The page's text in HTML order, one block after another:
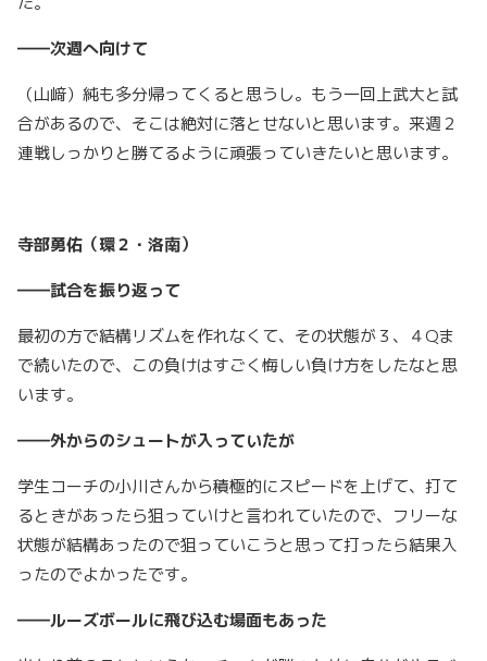
――次週へ向けて
（山﨑）純も多分帰ってくると思うし。もう一回上武大と試
合があるので、そこは絶対に落とせないと思います。来週２
連戦しっかりと勝てるように頑張っていきたいと思います。
寺部勇佑（環２・洛南）
――試合を振り返って
最初の方で結構リズムを作れなくて、その状態が３、４Qま
で続いたので、この負けはすごく悔しい負け方をしたなと思
います。
――外からのシュートが入っていたが
学生コーチの小川さんから積極的にスピードを上げて、打て
るときがあったら狙っていけと言われていたので、フリーな
状態が結構あったので狙っていこうと思って打ったら結果入
ったのでよかったです。
――ルーズボールに飛び込む場面もあった